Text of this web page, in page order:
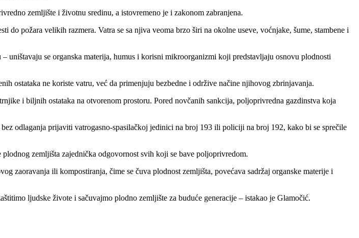
zemljište i životnu sredinu, a istovremeno je i zakonom zabranjena.
požara velikih razmera. Vatra se sa njiva veoma brzo širi na okolne useve, voćnjake, šume, stambene i
uništavaju se organska materija, humus i korisni mikroorganizmi koji predstavljaju osnovu plodnosti
ostataka ne koriste vatru, već da primenjuju bezbedne i održive načine njihovog zbrinjavanja.
i biljnih ostataka na otvorenom prostoru. Pored novčanih sankcija, poljoprivredna gazdinstva koja
odlaganja prijaviti vatrogasno-spasilačkoj jedinici na broj 193 ili policiji na broj 192, kako bi se sprečile
zemljišta zajednička odgovornost svih koji se bave poljoprivredom.
zaoravanja ili kompostiranja, čime se čuva plodnost zemljišta, povećava sadržaj organske materije i
ljudske živote i sačuvajmo plodno zemljište za buduće generacije – istakao je Glamočić.